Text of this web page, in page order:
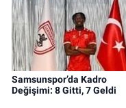
Samsunspor’da Kadro
Değişimi: 8 Gitti, 7 Geldi